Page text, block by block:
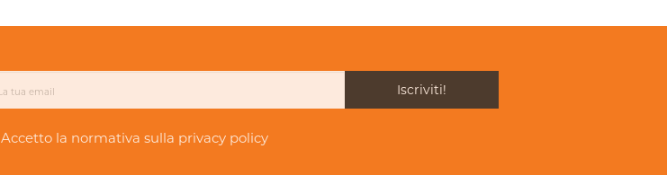
Iscriviti!
Accetto la normativa sulla privacy policy